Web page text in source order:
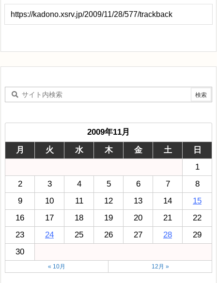
2009年11月
月
火 水 木 金 土
日
1
2
3 4 5 6 7
8
9
10 11 12 13 14
15
16
17 18 19 20 21
22
23
24 25 26 27 28
29
30
« 10月 12月 »